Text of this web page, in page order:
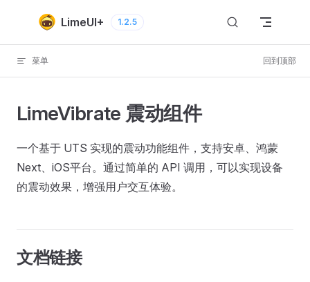
Skip to contentLimeUI+ 1.2.5
菜单 回到顶部
LimeVibrate 震动组件
一个基于 UTS 实现的震动功能组件，支持安卓、鸿蒙
Next、iOS平台。通过简单的 API 调用，可以实现设备
的震动效果，增强用户交互体验。
文档链接